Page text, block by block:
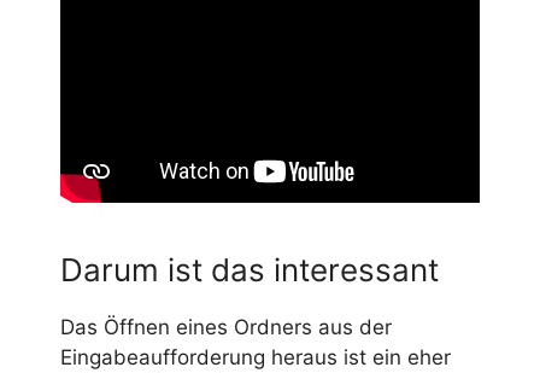
Darum ist das interessant
Das Öffnen eines Ordners aus der
Eingabeaufforderung heraus ist ein eher